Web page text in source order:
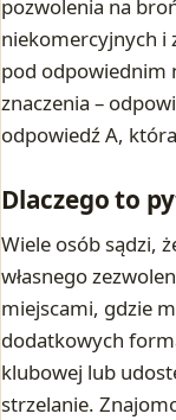
pozwolenia na
niekomercyjnych i
pod odpowiednim
znaczenia –
odpowiedź A,
Dlaczego to
Wiele osób sądzi,
własnego
miejscami, gdzie
dodatkowych
klubowej lub
strzelanie.